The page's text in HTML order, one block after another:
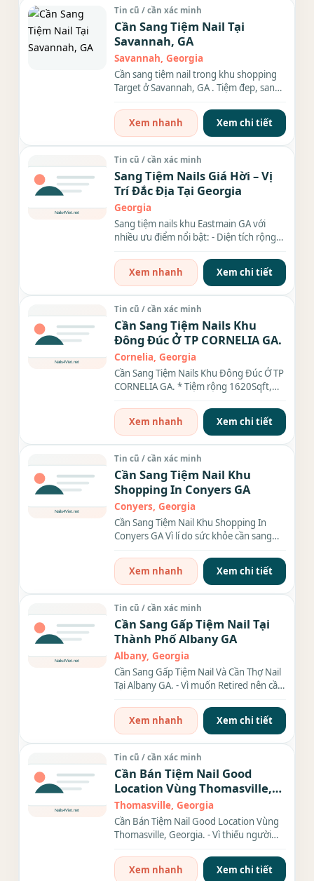
Tin cũ / cần xác minh
Cần Sang Tiệm Nail Tại
Savannah, GA
Savannah, Georgia
Cần sang tiệm nail trong khu shopping
Target ở Savannah, GA . Tiệm đep, sang
Xem nhanh
Xem chi tiết
Tin cũ / cần xác minh
Sang Tiệm Nails Giá Hời – Vị
Trí Đắc Địa Tại Georgia
Georgia
Sang tiệm nails khu Eastmain GA với
nhiều ưu điểm nổi bật: - Diện tích rộng
Xem nhanh
Xem chi tiết
Tin cũ / cần xác minh
Cần Sang Tiệm Nails Khu
Đông Đúc Ở TP CORNELIA GA.
Cornelia, Georgia
Cần Sang Tiệm Nails Khu Đông Đúc Ở TP
CORNELIA GA. * Tiệm rộng 1620Sqft,
Xem nhanh
Xem chi tiết
Tin cũ / cần xác minh
Cần Sang Tiệm Nail Khu
Shopping In Conyers GA
Conyers, Georgia
Cần Sang Tiệm Nail Khu Shopping In
Conyers GA Vì lí do sức khỏe cần sang
Xem nhanh
Xem chi tiết
Tin cũ / cần xác minh
Cần Sang Gấp Tiệm Nail Tại
Thành Phố Albany GA
Albany, Georgia
Cần Sang Gấp Tiệm Nail Và Cần Thợ Nail
Tại Albany GA. - Vì muốn Retired nên cần
Xem nhanh
Xem chi tiết
Tin cũ / cần xác minh
Cần Bán Tiệm Nail Good
Location Vùng Thomasville,
Georgia.
Thomasville, Georgia
Cần Bán Tiệm Nail Good Location Vùng
Thomasville, Georgia. - Vì thiếu người
Xem nhanh
Xem chi tiết